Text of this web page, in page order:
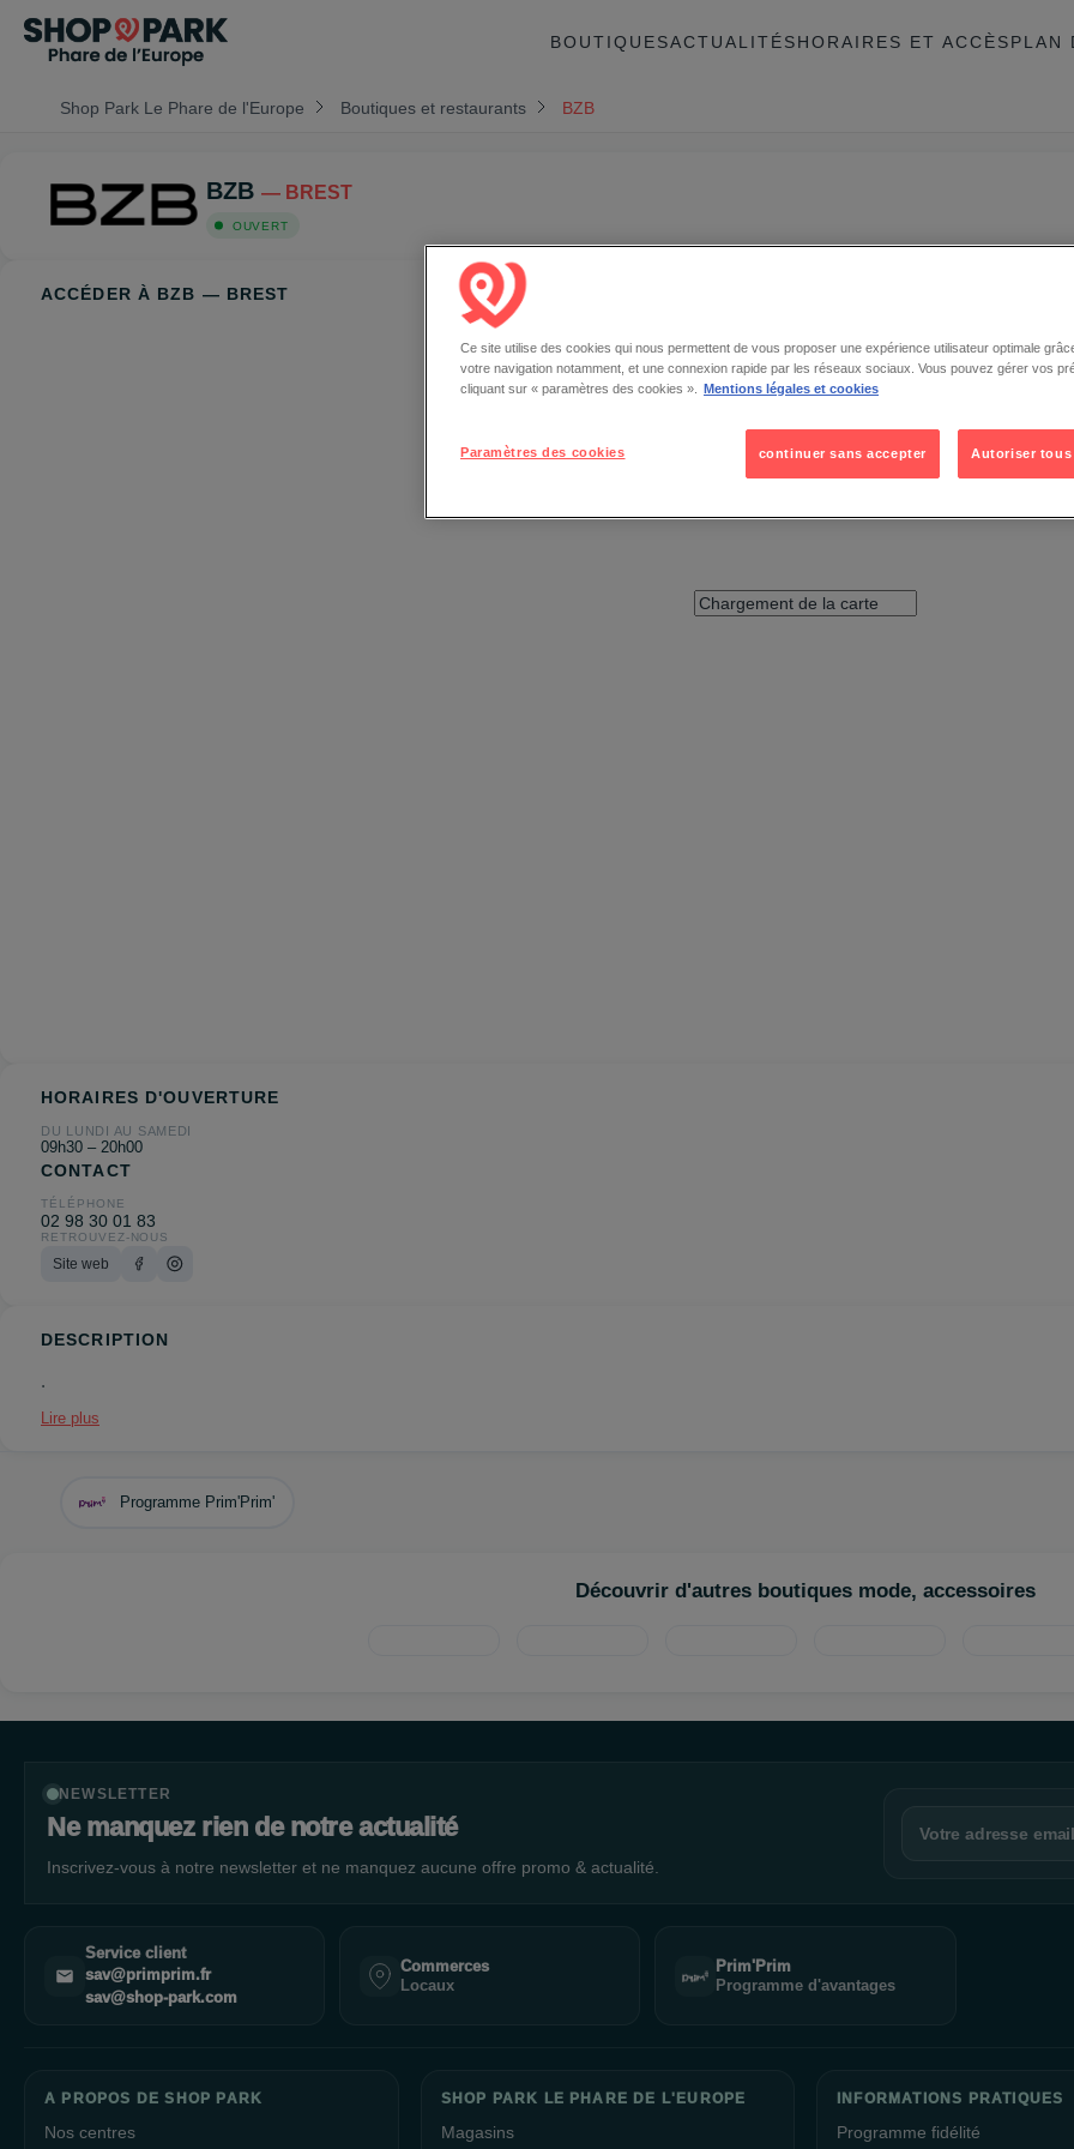
BOUTIQUESACTUALITÉSHORAIRES ET ACCÈSPLAN
Shop Park Le Phare de l'Europe Boutiques et restaurants BZB
BZB — BREST
OUVERT
ACCÉDER À BZB — BREST
HORAIRES D'OUVERTURE
DU LUNDI AU SAMEDI
09h30 – 20h00
CONTACT
TÉLÉPHONE
02 98 30 01 83
RETROUVEZ-NOUS
Site web
DESCRIPTION
.
Lire plus
Programme Prim'Prim'
Découvrir d'autres boutiques mode, accessoires
NEWSLETTER
Ne manquez rien de notre actualité
Inscrivez-vous à notre newsletter et ne manquez aucune offre promo & actualité.
Service client
sav@primprim.fr
sav@shop-park.com
Commerces
Locaux
Prim'Prim
Programme d'avantages
A PROPOS DE SHOP PARK
Nos centres
SHOP PARK LE PHARE DE L'EUROPE
Magasins
INFORMATIONS PRATIQUES
Programme fidélité
Ce site utilise des cookies qui nous permettent de vous proposer une expérience utilisateur optimale
votre navigation notamment, et une connexion rapide par les réseaux sociaux. Vous pouvez gérer vos
cliquant sur « paramètres des cookies ».
Mentions légales et cookies
Paramètres des cookies continuer sans accepter Autoriser